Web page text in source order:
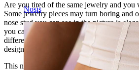
Nosis
Are you tired of the same jewelry and you
Some jewelry pieces may turn boring and
nose stud you can see in the picture is
you can choose from different zirconia
different bar colors. Thus, you can get
design.
This nose stud is available in different